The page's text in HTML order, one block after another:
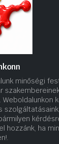
minőségi
hozzánk, ha